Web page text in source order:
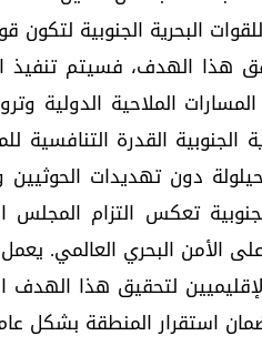
البحرية الجنوبية
هذا الهدف، فسيتم تنفيذ
الملاحية الدولية
الجنوبية القدرة التنافسية
دون تهديدات
تعكس التزام المجلس
الأمن البحري العالمي.
لتحقيق هذا الهدف
استقرار المنطقة بشكل